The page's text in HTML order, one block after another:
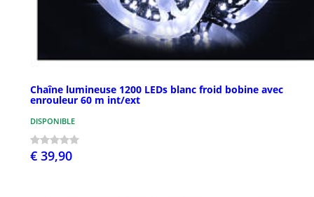
Chaîne lumineuse 1200 LEDs blanc froid bobine avec
enrouleur 60 m int/ext
DISPONIBLE
€ 39,90